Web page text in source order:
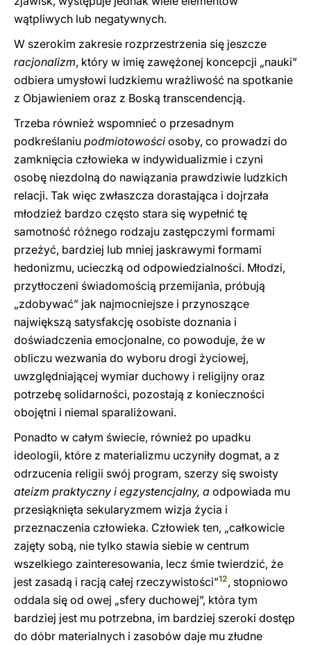
wątpliwych lub negatywnych.
W szerokim zakresie rozprzestrzenia się jeszcze
racjonalizm, który w imię zawężonej koncepcji „nauki”
odbiera umysłowi ludzkiemu wrażliwość na spotkanie
z Objawieniem oraz z Boską transcendencją.
Trzeba również wspomnieć o przesadnym
podkreślaniu podmiotowości osoby, co prowadzi do
zamknięcia człowieka w indywidualizmie i czyni
osobę niezdolną do nawiązania prawdziwie ludzkich
relacji. Tak więc zwłaszcza dorastająca i dojrzała
młodzież bardzo często stara się wypełnić tę
samotność różnego rodzaju zastępczymi formami
przeżyć, bardziej lub mniej jaskrawymi formami
hedonizmu, ucieczką od odpowiedzialności. Młodzi,
przytłoczeni świadomością przemijania, próbują
„zdobywać” jak najmocniejsze i przynoszące
największą satysfakcję osobiste doznania i
doświadczenia emocjonalne, co powoduje, że w
obliczu wezwania do wyboru drogi życiowej,
uwzględniającej wymiar duchowy i religijny oraz
potrzebę solidarności, pozostają z konieczności
obojętni i niemal sparaliżowani.
Ponadto w całym świecie, również po upadku
ideologii, które z materializmu uczyniły dogmat, a z
odrzucenia religii swój program, szerzy się swoisty
ateizm praktyczny i egzystencjalny, a odpowiada mu
przesiąknięta sekularyzmem wizja życia i
przeznaczenia człowieka. Człowiek ten, „całkowicie
zajęty sobą, nie tylko stawia siebie w centrum
wszelkiego zainteresowania, lecz śmie twierdzić, że
jest zasadą i racją całej rzeczywistości”12, stopniowo
oddala się od owej „sfery duchowej”, która tym
bardziej jest mu potrzebna, im bardziej szeroki dostęp
do dóbr materialnych i zasobów daje mu złudne